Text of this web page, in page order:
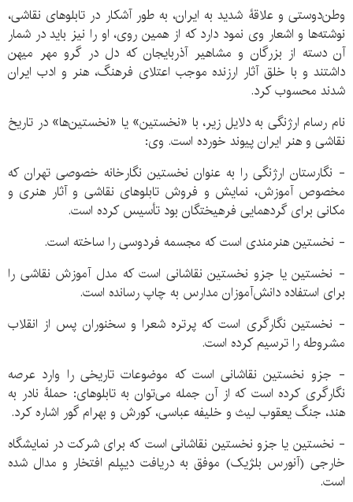
وطن‌دوستی و علاقۀ شدید به ایران، به طور آشکار در تابلوهای نقاشی،
نوشته‌ها و اشعار وی نمود دارد که از همین روی، او را نیز باید در شمار
آن دسته از بزرگان و مشاهیر آذربایجان که دل در گرو مهر میهن
داشتند و با خلق آثار ارزنده موجب اعتلای فرهنگ، هنر و ادب ایران
شدند محسوب کرد.
نام رسام ارژنگی به دلایل زیر، با «نخستین» یا «نخستین‌ها» در تاریخ
نقاشی و هنر ایران پیوند خورده است. وی:
- نگارستان ارژنگی را به عنوان نخستین نگارخانه خصوصی تهران که
مخصوص آموزش، نمایش و فروش تابلوهای نقاشی و آثار هنری و
مکانی برای گردهمایی فرهیختگان بود تأسیس کرده است.
- نخستین هنرمندی است که مجسمه فردوسی را ساخته است.
- نخستین یا جزو نخستین نقاشانی است که مدل آموزش نقاشی را
برای استفاده دانش‌آموزان مدارس به چاپ رسانده است.
- نخستین نگارگری است که پرتره شعرا و سخنوران پس از انقلاب
مشروطه را ترسیم کرده است.
- جزو نخستین نقاشانی است که موضوعات تاریخی را وارد عرصه
نگارگری کرده است که از آن جمله می‌توان به تابلوهای: حملۀ نادر به
هند، جنگ یعقوب لیث و خلیفه عباسی، کورش و بهرام گور اشاره کرد.
- نخستین یا جزو نخستین نقاشانی است که برای شرکت در نمایشگاه
خارجی (آنورس بلژیک) موفق به دریافت دیپلم افتخار و مدال شده
است.